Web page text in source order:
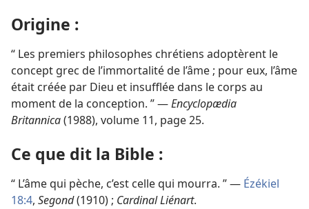
Origine :
“ Les premiers philosophes chrétiens adoptèrent le
concept grec de l’immortalité de l’âme ; pour eux, l’âme
était créée par Dieu et insufflée dans le corps au
moment de la conception. ” —Encyclopædia
Britannica(1988), volume 11, page 25.
Ce que dit la Bible :
“ L’âme qui pèche, c’est celle qui mourra. ” — Ézékiel
18:4, Segond(1910) ; Cardinal Liénart.